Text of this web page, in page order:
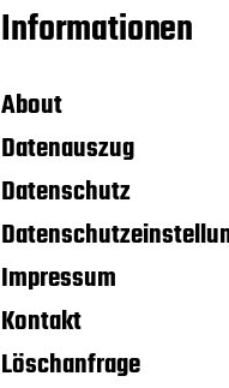
Informationen
About
Datenauszug
Datenschutz
Impressum
Kontakt
Löschanfrage